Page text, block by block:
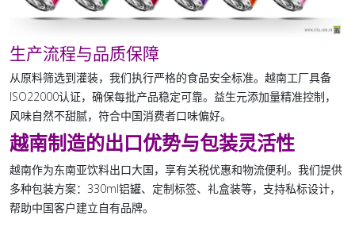
生产流程与品质保障
从原料筛选到灌装，我们执行严格的食品安全标准。越南工厂具备
ISO22000认证，确保每批产品稳定可靠。益生元添加量精准控制，
风味自然不甜腻，符合中国消费者口味偏好。
越南制造的出口优势与包装灵活性
越南作为东南亚饮料出口大国，享有关税优惠和物流便利。我们提供
多种包装方案：330ml铝罐、定制标签、礼盒装等，支持私标设计，
帮助中国客户建立自有品牌。